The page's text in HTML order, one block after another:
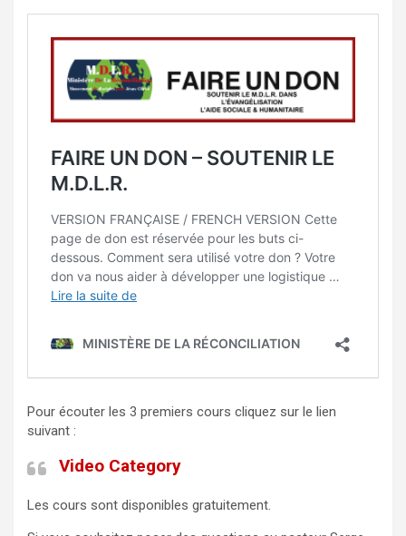
Pour écouter les 3 premiers cours cliquez sur le lien
suivant :
Video Category
Les cours sont disponibles gratuitement.